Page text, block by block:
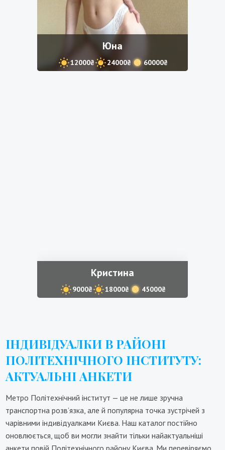
Юна
12000₴ 24000₴ 60000₴
Кристина
9000₴ 18000₴ 45000₴
ІНДИВІДУАЛКИ В РАЙОНІ
ПОЛІТЕХНІЧНОГО ІНСТИТУТУ:
АКТУАЛЬНІ АНКЕТИ
Метро Політехнічний інститут — це не лише зручна
транспортна розв’язка, але й популярна точка зустрічей з
чарівними індивідуалками Києва. Наш каталог постійно
оновлюється, щоб ви могли знайти тільки найактуальніші
анкети повій Політехнічного району Києва. Ми перевіряємо